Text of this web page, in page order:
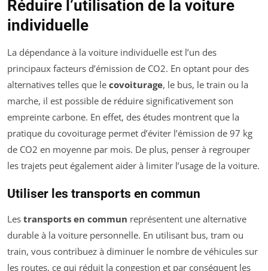
Réduire l’utilisation de la voiture
individuelle
La dépendance à la voiture individuelle est l’un des
principaux facteurs d’émission de CO2. En optant pour des
alternatives telles que le covoiturage, le bus, le train ou la
marche, il est possible de réduire significativement son
empreinte carbone. En effet, des études montrent que la
pratique du covoiturage permet d’éviter l’émission de 97 kg
de CO2 en moyenne par mois. De plus, penser à regrouper
les trajets peut également aider à limiter l’usage de la voiture.
Utiliser les transports en commun
Les transports en commun représentent une alternative
durable à la voiture personnelle. En utilisant bus, tram ou
train, vous contribuez à diminuer le nombre de véhicules sur
les routes, ce qui réduit la congestion et par conséquent les